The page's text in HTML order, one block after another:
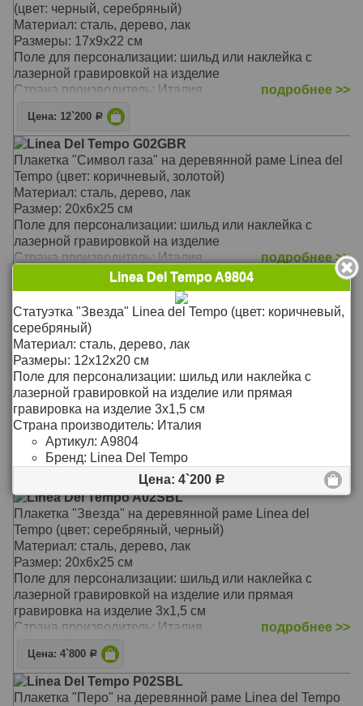
(цвет: черный, серебряный)
Материал: сталь, дерево, лак
Размеры: 17х9х22 см
Поле для персонализации: шильд или наклейка с
лазерной гравировкой на изделие
Страна производитель: Италия
подробнее >>
Цена: 12`200 Р
Linea Del Tempo G02GBR
Плакетка "Символ газа" на деревянной раме Linea del
Tempo (цвет: коричневый, золотой)
Материал: сталь, дерево, лак
Размер: 20х6х25 см
Поле для персонализации: шильд или наклейка с
лазерной гравировкой на изделие
Страна производитель: Италия
подробнее >>
Linea Del Tempo A9804
Статуэтка "Звезда" Linea del Tempo (цвет: коричневый,
серебряный)
Материал: сталь, дерево, лак
Размеры: 12х12х20 см
Поле для персонализации: шильд или наклейка с
лазерной гравировкой на изделие или прямая
гравировка на изделие 3х1,5 см
Страна производитель: Италия
Цена: 4`200Р
Linea Del Tempo A02SBL
Плакетка "Звезда" на деревянной раме Linea del
Tempo (цвет: серебряный, черный)
Материал: сталь, дерево, лак
Размер: 20х6х25 см
Поле для персонализации: шильд или наклейка с
лазерной гравировкой на изделие или прямая
гравировка на изделие 3х1,5 см
Страна производитель: Италия
подробнее >>
Цена: 4`800 Р
Linea Del Tempo P02SBL
Плакетка "Перо" на деревянной раме Linea del Tempo
Linea Del Tempo A9804
Статуэтка "Звезда" Linea del Tempo (цвет: коричневый,
серебряный)
Материал: сталь, дерево, лак
Размеры: 12х12х20 см
Поле для персонализации: шильд или наклейка с
лазерной гравировкой на изделие или прямая
гравировка на изделие 3х1,5 см
Страна производитель: Италия
Артикул: A9804
Бренд: Linea Del Tempo
Цена: 4`200 Р